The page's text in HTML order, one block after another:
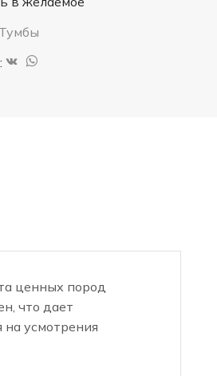
Тумбы
ценных пород
что дает
усмотрения